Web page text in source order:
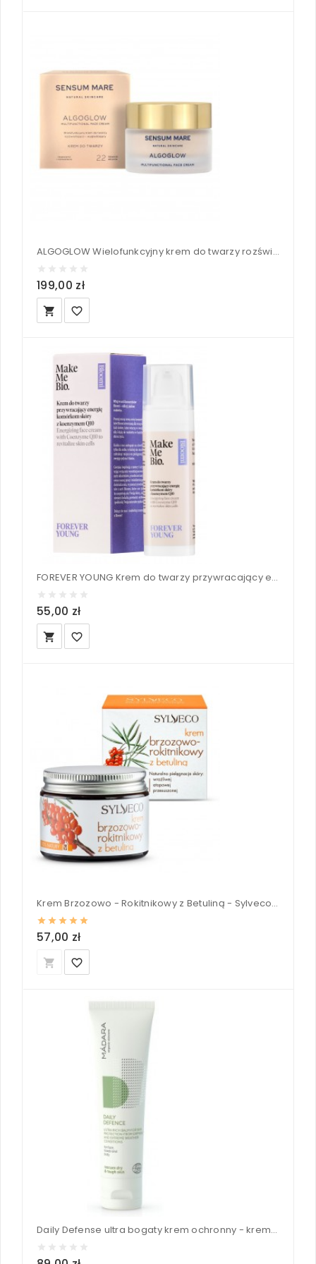
ALGOGLOW Wielofunkcyjny krem do twarzy rozświetlająco – wygładzający - Sensum Mare 50 ml
199,00 zł
local_grocery_store favorite_border
FOREVER YOUNG Krem do twarzy przywracający energię komórkom skóry z koenzymem Q10 - Make Me Bio 30 ml
55,00 zł
local_grocery_store favorite_border
Krem Brzozowo - Rokitnikowy z Betuliną - Sylveco 50 ml
57,00 zł
local_grocery_store favorite_border
Daily Defense ultra bogaty krem ochronny - krem DD - Madara 60 ml